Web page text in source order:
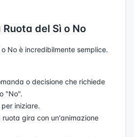
del Sì o No
No è incredibilmente semplice.
o decisione che richiede
"No".
iniziare.
ruota gira con un'animazione